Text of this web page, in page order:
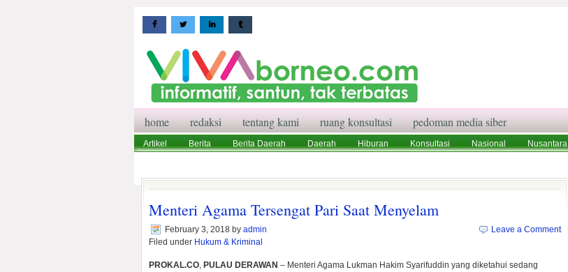
home redaksi tentang kami ruang konsultasi pedoman media siber
Artikel Berita Berita Daerah Daerah Hiburan Konsultasi Nasional Nusantara
Menteri Agama Tersengat Pari Saat Menyelam
February 3, 2018 by admin
Filed under Hukum & Kriminal
Leave a Comment
PROKAL.CO, PULAU DERAWAN – Menteri Agama Lukman Hakim Syarifuddin yang diketahui sedang